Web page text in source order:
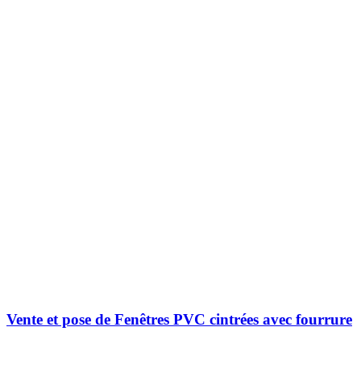
Vente et pose de Fenêtres PVC cintrées avec fourrure